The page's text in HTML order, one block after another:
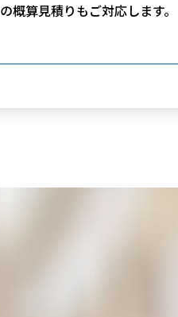
の概算見積りもご対応します。